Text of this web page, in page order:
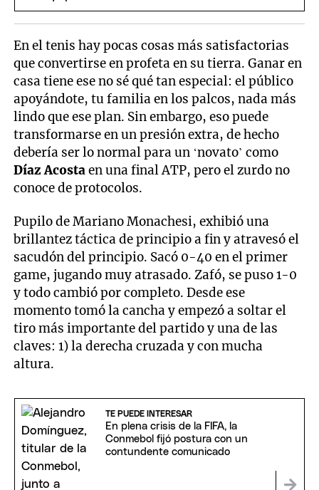
En el tenis hay pocas cosas más satisfactorias
que convertirse en profeta en su tierra. Ganar en
casa tiene ese no sé qué tan especial: el público
apoyándote, tu familia en los palcos, nada más
lindo que ese plan. Sin embargo, eso puede
transformarse en un presión extra, de hecho
debería ser lo normal para un ‘novato’ como
Díaz Acostaen una final ATP, pero el zurdo no
conoce de protocolos.
Pupilo de Mariano Monachesi, exhibió una
brillantez táctica de principio a fin y atravesó el
sacudón del principio. Sacó 0-40 en el primer
game, jugando muy atrasado. Zafó, se puso 1-0
y todo cambió por completo. Desde ese
momento tomó la cancha y empezó a soltar el
tiro más importante del partido y una de las
claves: 1) la derecha cruzada y con mucha
altura.
TE PUEDE INTERESAR
En plena crisis de la FIFA, la
Conmebol fijó postura con un
contundente comunicado